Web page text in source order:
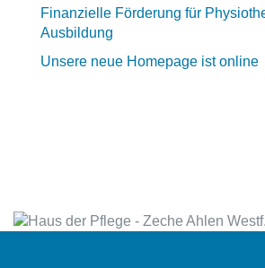
Finanzielle Förderung für
Ausbildung
Unsere neue Homepage ist online